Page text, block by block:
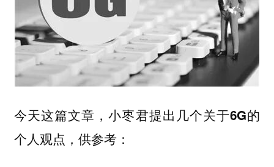
今天这篇文章，小枣君提出几个关于6G的
个人观点，供参考：